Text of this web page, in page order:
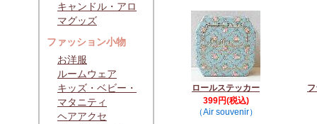
キャンドル・アロ
マグッズ
ファッション小物
お洋服
ルームウェア
キッズ・ベビー・
マタニティ
ヘアアクセ
ロールステッカー
399円(税込)
（Air souvenir）